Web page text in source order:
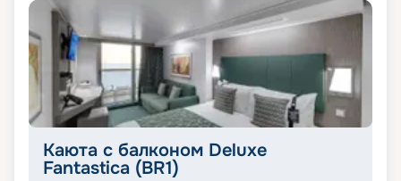
Каюта с балконом Deluxe
Fantastica (BR1)